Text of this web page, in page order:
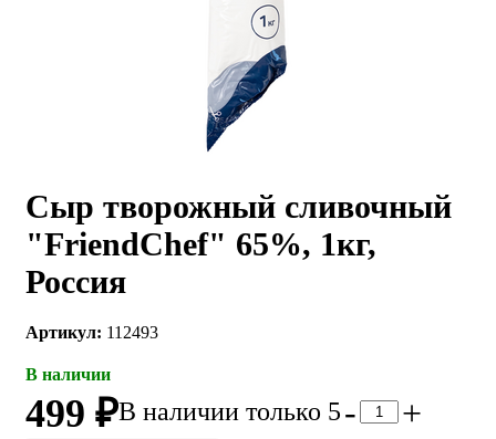
Сыр творожный сливочный
"FriendChef" 65%, 1кг,
Россия
Артикул: 112493
В наличии
499 ₽В наличии только 5- +